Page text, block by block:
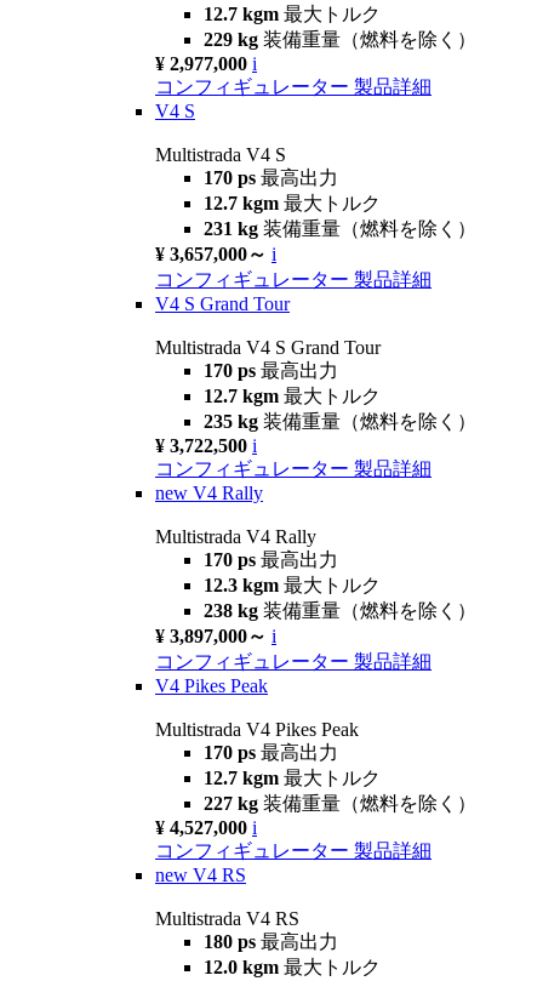
12.7 kgm 最大トルク
229 kg 装備重量（燃料を除く）
¥ 2,977,000 i
コンフィギュレーター 製品詳細
V4 S
Multistrada V4 S
170 ps 最高出力
12.7 kgm 最大トルク
231 kg 装備重量（燃料を除く）
¥ 3,657,000～ i
コンフィギュレーター 製品詳細
V4 S Grand Tour
Multistrada V4 S Grand Tour
170 ps 最高出力
12.7 kgm 最大トルク
235 kg 装備重量（燃料を除く）
¥ 3,722,500 i
コンフィギュレーター 製品詳細
new V4 Rally
Multistrada V4 Rally
170 ps 最高出力
12.3 kgm 最大トルク
238 kg 装備重量（燃料を除く）
¥ 3,897,000～ i
コンフィギュレーター 製品詳細
V4 Pikes Peak
Multistrada V4 Pikes Peak
170 ps 最高出力
12.7 kgm 最大トルク
227 kg 装備重量（燃料を除く）
¥ 4,527,000 i
コンフィギュレーター 製品詳細
new V4 RS
Multistrada V4 RS
180 ps 最高出力
12.0 kgm 最大トルク